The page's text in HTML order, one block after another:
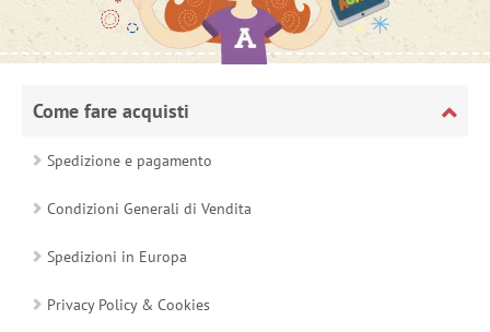
Come fare acquisti
Spedizione e pagamento
Condizioni Generali di Vendita
Spedizioni in Europa
Privacy Policy & Cookies